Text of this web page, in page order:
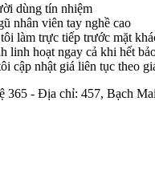
dùng tín nhiệm
nhân viên tay nghề cao
làm trực tiếp trước mặt
linh hoạt ngay cả khi hết
cập nhật giá liên tục theo
365 - Địa chỉ: 457, Bạch